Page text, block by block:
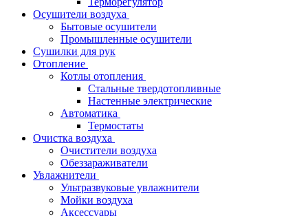
Осушители воздуха
Бытовые осушители
Промышленные осушители
Сушилки для рук
Отопление
Котлы отопления
Стальные твердотопливные
Настенные электрические
Автоматика
Термостаты
Очистка воздуха
Очистители воздуха
Обеззараживатели
Увлажнители
Ультразвуковые увлажнители
Мойки воздуха
Аксессуары